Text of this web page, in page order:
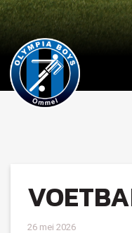
26 mei 2026